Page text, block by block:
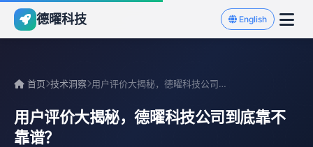
德曜科技 English
首页 技术洞察 用户评价大揭秘，德曜科技公司到底靠不靠谱？
用户评价大揭秘，德曜科技公司到底靠不
靠谱？